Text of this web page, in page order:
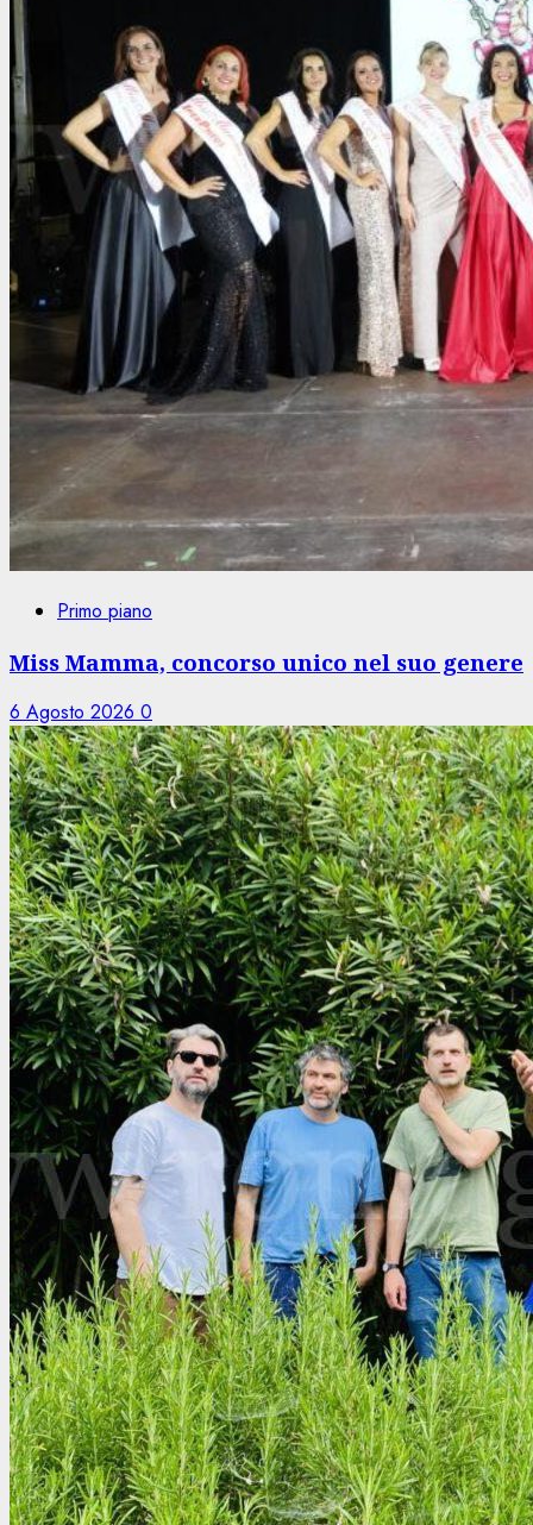
Primo piano
Miss Mamma, concorso unico nel suo genere
6 Agosto 2026 0